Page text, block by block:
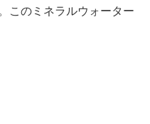
このミネラルウォーター